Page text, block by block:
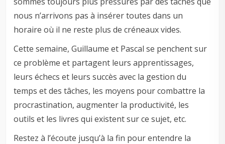
nous n’arrivons pas à insérer toutes dans un
horaire où il ne reste plus de créneaux vides.
Cette semaine, Guillaume et Pascal se penchent sur
ce problème et partagent leurs apprentissages,
leurs échecs et leurs succès avec la gestion du
temps et des tâches, les moyens pour combattre la
procrastination, augmenter la productivité, les
outils et les livres qui existent sur ce sujet, etc.
Restez à l’écoute jusqu’à la fin pour entendre la